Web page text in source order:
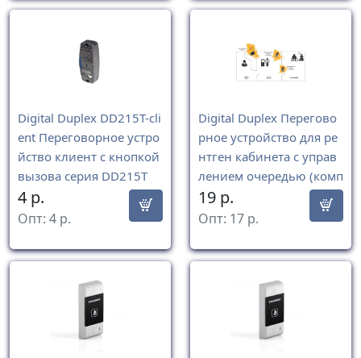
Digital Duplex DD215T-cli
ent Переговорное устро
йство клиент с кнопкой
вызова серия DD215T
4 р.
Опт: 4 р.
Digital Duplex Перегово
рное устройство для ре
нтген кабинета с управ
лением очередью (комп
лекс)
19 р.
Опт: 17 р.